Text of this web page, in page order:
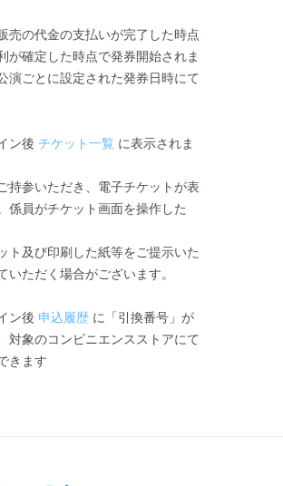
売の代金の支払いが完了した時点
が確定した時点で発券開始されま
演ごとに設定された発券日時にて
ン後 チケット一覧 に表示されま
持参いただき、電子チケットが表
係員がチケット画面を操作した
ト及び印刷した紙等をご提示いた
ただく場合がございます。
ン後 申込履歴 に「引換番号」が
対象のコンビニエンスストアにて
きます